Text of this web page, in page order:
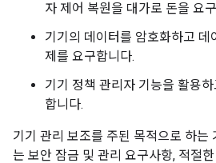
자 제어 복원을 대가로 돈을 요
기기의 데이터를 암호화하고 데
제를 요구합니다.
기기 정책 관리자 기능을 활용
합니다.
기기 관리 보조를 주된 목적으로 하는
는 보안 잠금 및 관리 요구사항, 적절